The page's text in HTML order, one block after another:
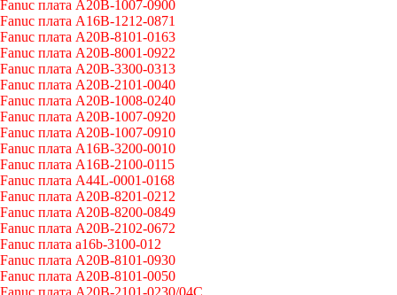
Fanuc плата A20B-1007-0900
Fanuc плата A16B-1212-0871
Fanuc плата A20B-8101-0163
Fanuc плата A20B-8001-0922
Fanuc плата A20B-3300-0313
Fanuc плата A20B-2101-0040
Fanuc плата A20B-1008-0240
Fanuc плата A20B-1007-0920
Fanuc плата A20B-1007-0910
Fanuc плата A16B-3200-0010
Fanuc плата A16B-2100-0115
Fanuc плата A44L-0001-0168
Fanuc плата A20B-8201-0212
Fanuc плата A20B-8200-0849
Fanuc плата A20B-2102-0672
Fanuc плата a16b-3100-012
Fanuc плата A20B-8101-0930
Fanuc плата A20B-8101-0050
Fanuc плата A20B-2101-0230/04C